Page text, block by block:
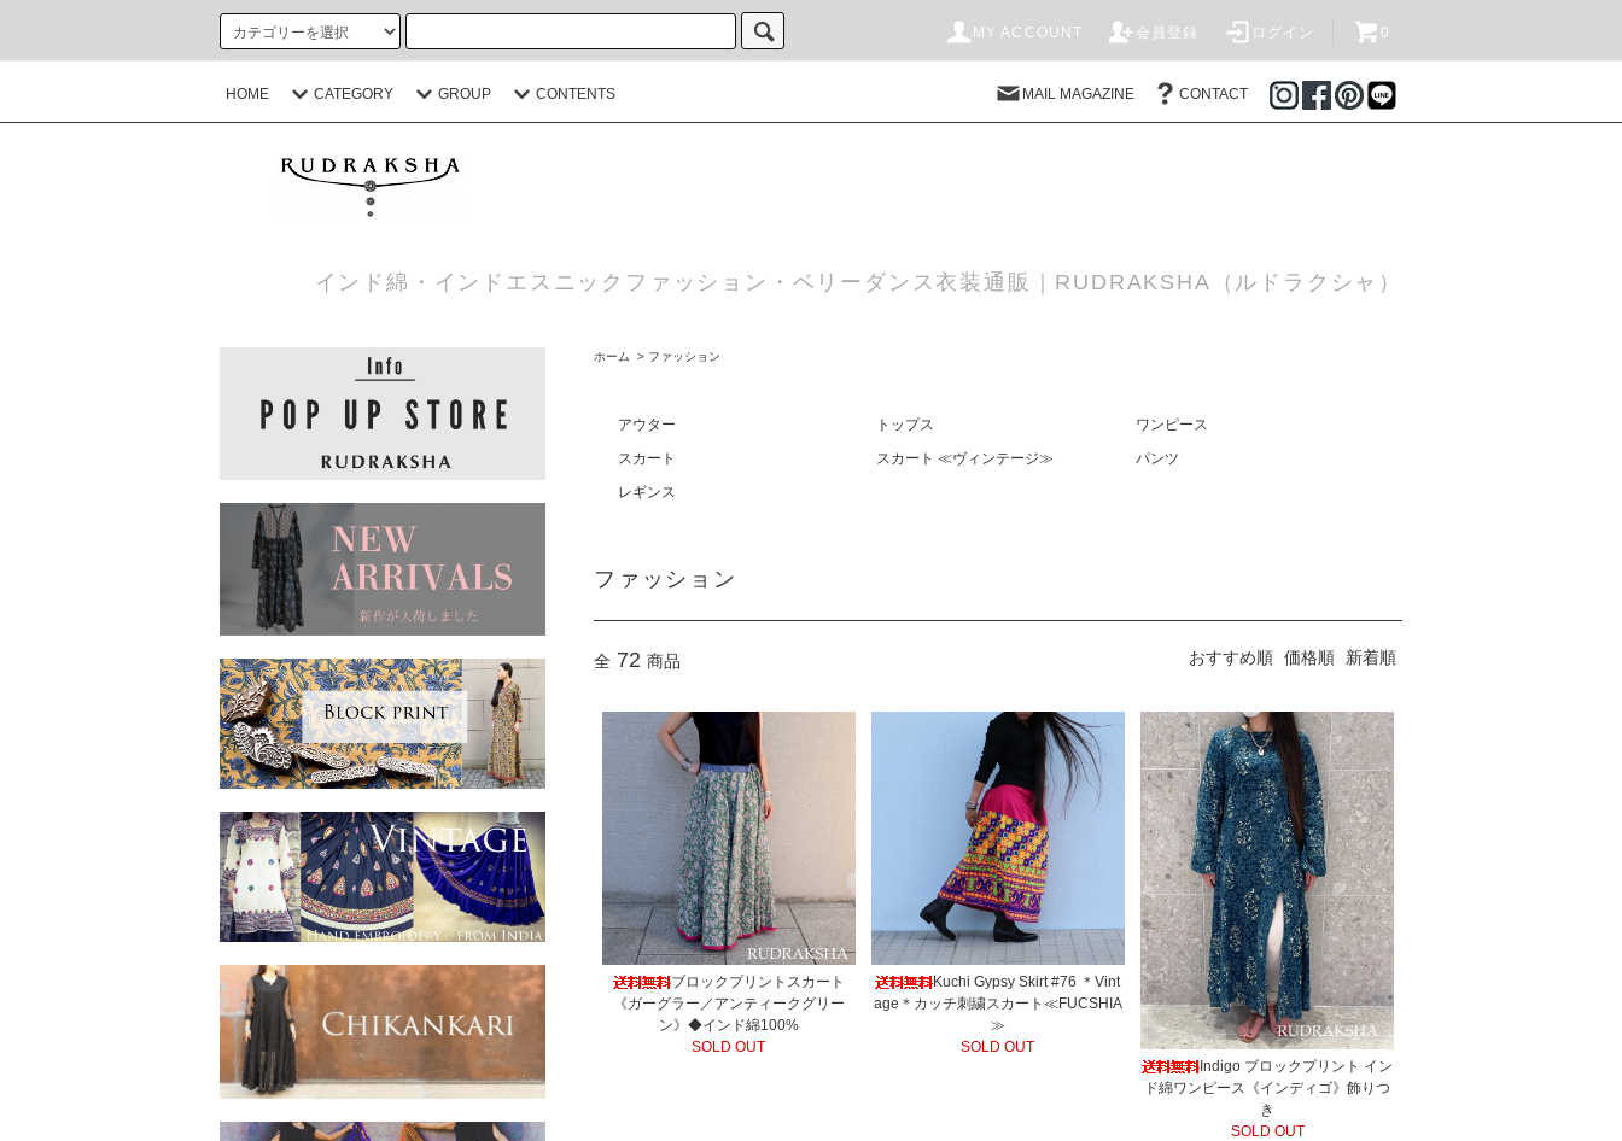
MY ACCOUNT 会員登録 ログイン 0
HOME CATEGORY GROUP CONTENTS MAIL MAGAZINE CONTACT
インド綿・インドエスニックファッション・ベリーダンス衣装通販｜RUDRAKSHA（ルドラクシャ）
ホーム > ファッション
アウター トップス
ワンピース
スカート
スカート ≪ヴィンテージ≫
パンツ
レギンス
ファッション
全 72 商品 おすすめ順 価格順 新着順
ブロックプリントスカート
《ガーグラー／アンティークグリー
ン》◆インド綿100%
SOLD OUT
Kuchi Gypsy Skirt #76 ＊Vint
age＊カッチ刺繍スカート≪FUCSHIA
≫
SOLD OUT
Indigo ブロックプリント イン
ド綿ワンピース《インディゴ》飾りつ
き
SOLD OUT